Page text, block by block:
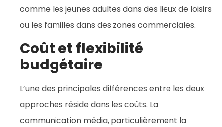
comme les jeunes adultes dans des lieux de loisirs
ou les familles dans des zones commerciales.
Coût et flexibilité
budgétaire
L’une des principales différences entre les deux
approches réside dans les coûts. La
communication média, particulièrement la